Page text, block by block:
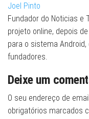
Joel Pinto
Fundador do Noticias e
projeto online, depois
para o sistema
fundadores.
Deixe um
O seu endereço de
obrigatórios marcados